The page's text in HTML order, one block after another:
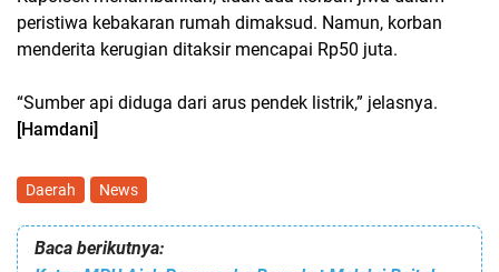
peristiwa kebakaran rumah dimaksud. Namun, korban
menderita kerugian ditaksir mencapai Rp50 juta.
“Sumber api diduga dari arus pendek listrik,” jelasnya.
[Hamdani]
Daerah News
Baca berikutnya: